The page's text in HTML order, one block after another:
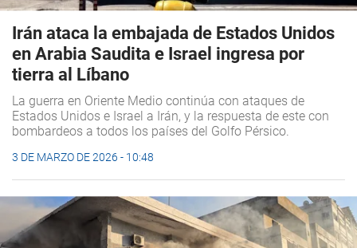
Irán ataca la embajada de Estados Unidos
en Arabia Saudita e Israel ingresa por
tierra al Líbano
La guerra en Oriente Medio continúa con ataques de
Estados Unidos e Israel a Irán, y la respuesta de este con
bombardeos a todos los países del Golfo Pérsico.
3 DE MARZO DE 2026 - 10:48